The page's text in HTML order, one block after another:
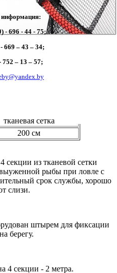
информация:
- 696 - 44 - 75;
669 – 43 – 34;
752 – 13 – 57;
тканевая сетка
200 см
из тканевой сетки
рыбы при ловле с
срок службы, хорошо
слизи.
штырем для фиксации
берегу.
4 секции - 2 метра.